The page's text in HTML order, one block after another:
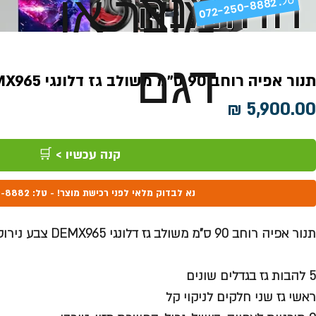
מוצר או
דגםתנור אפיה רוחב 90 ס"מ משולב גז דלונגי DEMX965
מחיר
קנה עכשיו > 🛒
נא לבדוק מלאי לפני רכישת מוצר! - טל: 072-250-8882
תנור אפיה רוחב 90 ס"מ משולב גז דלונגי DEMX965 צבע נירוסטה
5 להבות גז בגדלים שונים
ראשי גז שני חלקים לניקוי קל
072-250-8882 .